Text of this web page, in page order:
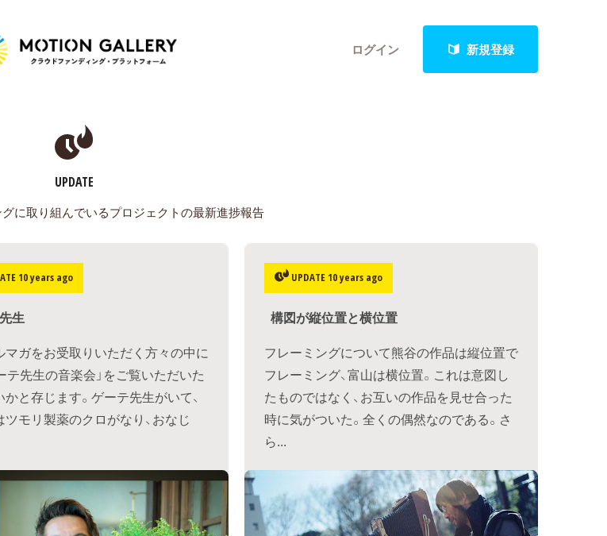
ログイン 新規登録
Highlight
新着プロジェクト
Feature
Legendary
UPDATE
に取り組んでいるプロジェクトの最新進捗報告
10 years ago
生
マガをお受取りいただく方々の中に
テ先生の音楽会」をご覧いただいた
と存じます。ゲーテ先生がいて、
モリ製薬のクロがなり、おなじ
UPDATE 10 years ago
構図が縦位置と横位置
フレーミングについて熊谷の作品は縦位置で
フレーミング、富山は横位置。これは意図し
たものではなく、お互いの作品を見せ合った
時に気がついた。全くの偶然なのである。さ
ら...